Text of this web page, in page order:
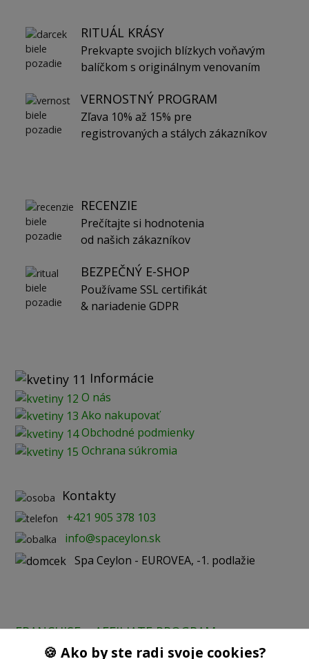
RITUÁL KRÁSY
Prekvapte svojich blízkych voňavým
balíčkom s originálnym venovaním
VERNOSTNÝ PROGRAM
Zľava 10% až 15% pre
registrovaných a stálych zákazníkov
RECENZIE
Prečítajte si hodnotenia
od našich zákazníkov
BEZPEČNÝ E-SHOP
Používame SSL certifikát
& nariadenie GDPR
Informácie
O nás
Ako nakupovať
Obchodné podmienky
Ochrana súkromia
Kontakty
+421 905 378 103
info@spaceylon.sk
Spa Ceylon - EUROVEA, -1. podlažie
FRANCHISE AFFILIATE PROGRAM
🍪 Ako by ste radi svoje cookies?